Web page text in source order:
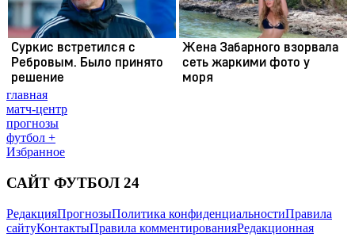
главная
матч-центр
прогнозы
футбол +
Избранное
САЙТ ФУТБОЛ 24
РедакцияПрогнозыПолитика конфиденциальностиПравила
сайтуКонтактыПравила комментированияРедакционная